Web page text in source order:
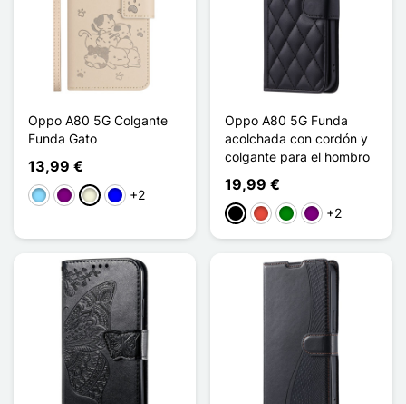
Oppo A80 5G Colgante
Funda Gato
13,99 €
Azul claro
Púrpura
BeigeAzul+2
Oppo A80 5G Funda
acolchada con cordón y
colgante para el hombro
19,99 €
NegroRojoVerdePúrpura
+2